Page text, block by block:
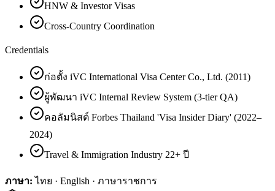
HNW & Investor Visas
Cross-Country Coordination
Credentials
ก่อตั้ง iVC International Visa Center Co., Ltd. (2011)
ผู้พัฒนา iVC Internal Review System (3-tier QA)
คอลัมนิสต์ Forbes Thailand 'Visa Insider Diary' (2022–
2024)
Travel & Immigration Industry 22+ ปี
ภาษา: ไทย · English · ภาษาราชการ